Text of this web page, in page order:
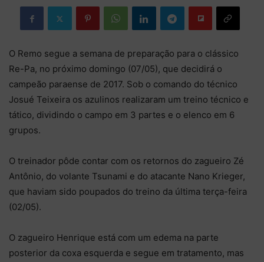
O Remo segue a semana de preparação para o clássico
Re-Pa, no próximo domingo (07/05), que decidirá o
campeão paraense de 2017. Sob o comando do técnico
Josué Teixeira os azulinos realizaram um treino técnico e
tático, dividindo o campo em 3 partes e o elenco em 6
grupos.
O treinador pôde contar com os retornos do zagueiro Zé
Antônio, do volante Tsunami e do atacante Nano Krieger,
que haviam sido poupados do treino da última terça-feira
(02/05).
O zagueiro Henrique está com um edema na parte
posterior da coxa esquerda e segue em tratamento, mas